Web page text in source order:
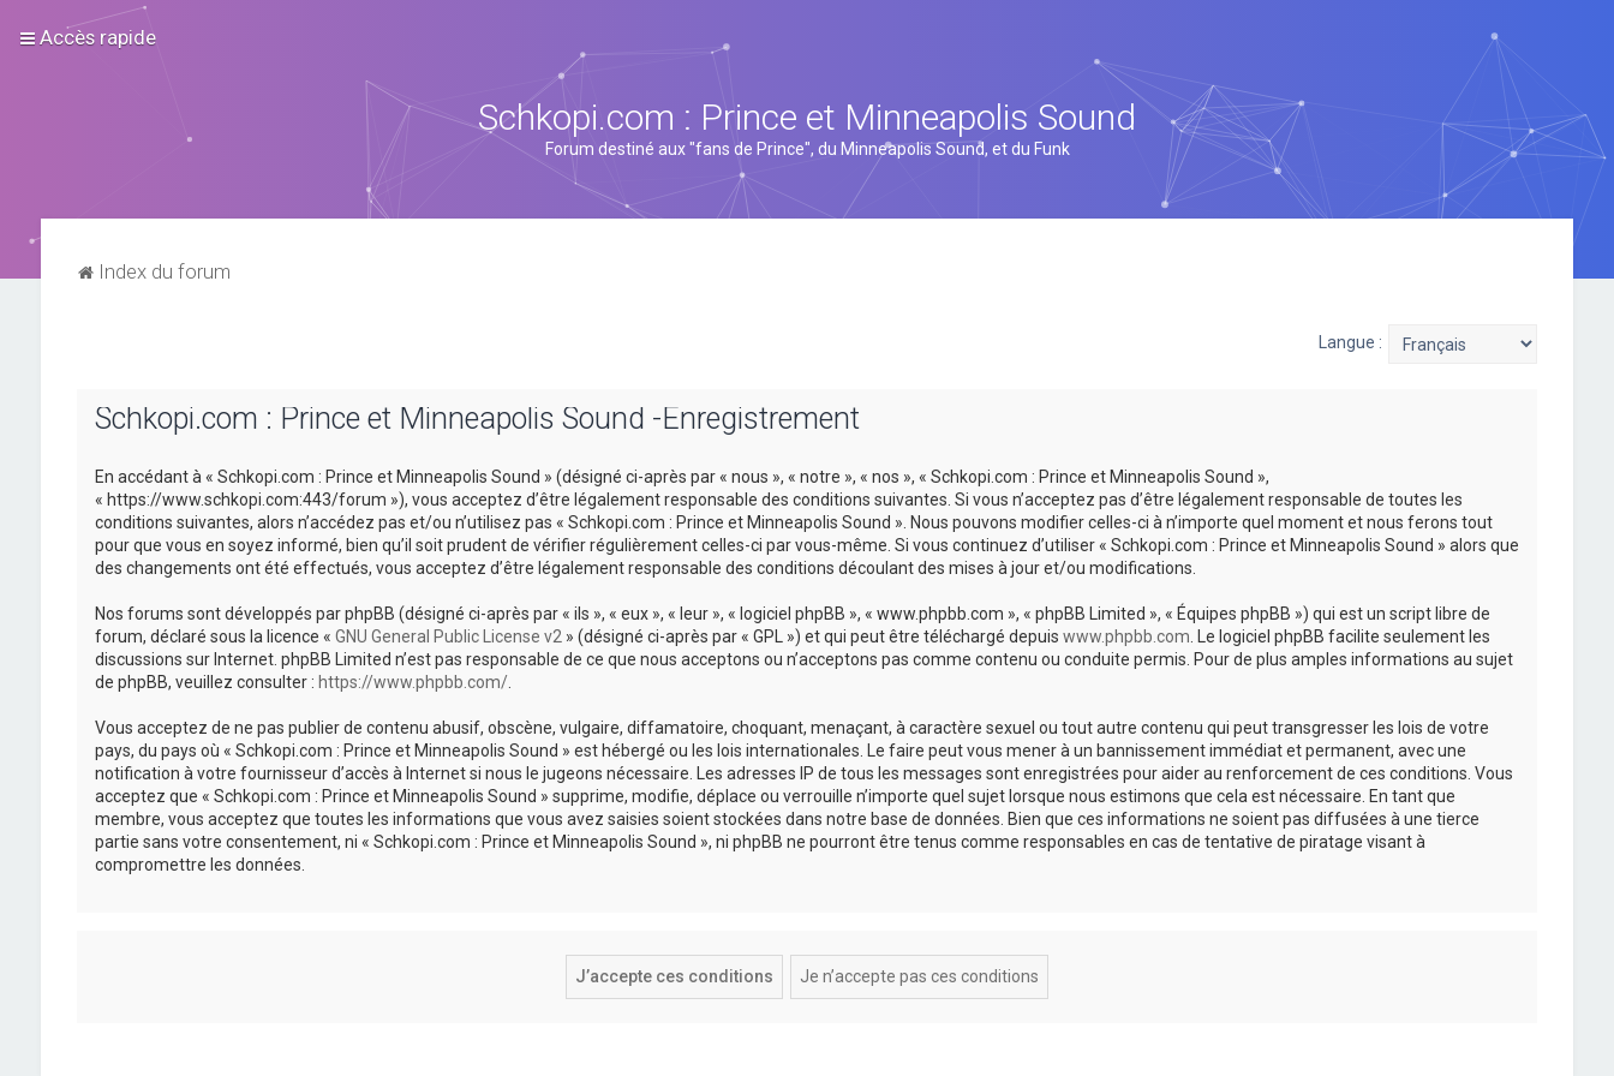
Accès rapide
Schkopi.com : Prince et Minneapolis Sound
Forum destiné aux "fans de Prince", du Minneapolis Sound, et du Funk
Index du forum
Langue :
Schkopi.com : Prince et Minneapolis Sound -Enregistrement
En accédant à « Schkopi.com : Prince et Minneapolis Sound » (désigné ci-après par « nous », « notre », « nos », « Schkopi.com : Prince et Minneapolis Sound »,
« https://www.schkopi.com:443/forum »), vous acceptez d’être légalement responsable des conditions suivantes. Si vous n’acceptez pas d’être légalement responsable de toutes les
conditions suivantes, alors n’accédez pas et/ou n’utilisez pas « Schkopi.com : Prince et Minneapolis Sound ». Nous pouvons modifier celles-ci à n’importe quel moment et nous ferons tout
pour que vous en soyez informé, bien qu’il soit prudent de vérifier régulièrement celles-ci par vous-même. Si vous continuez d’utiliser « Schkopi.com : Prince et Minneapolis Sound » alors que
des changements ont été effectués, vous acceptez d’être légalement responsable des conditions découlant des mises à jour et/ou modifications.
Nos forums sont développés par phpBB (désigné ci-après par « ils », « eux », « leur », « logiciel phpBB », « www.phpbb.com », « phpBB Limited », « Équipes phpBB ») qui est un script libre de
forum, déclaré sous la licence « GNU General Public License v2 » (désigné ci-après par « GPL ») et qui peut être téléchargé depuis www.phpbb.com . Le logiciel phpBB facilite seulement les
discussions sur Internet. phpBB Limited n’est pas responsable de ce que nous acceptons ou n’acceptons pas comme contenu ou conduite permis. Pour de plus amples informations au sujet
de phpBB, veuillez consulter : https://www.phpbb.com/.
Vous acceptez de ne pas publier de contenu abusif, obscène, vulgaire, diffamatoire, choquant, menaçant, à caractère sexuel ou tout autre contenu qui peut transgresser les lois de votre
pays, du pays où « Schkopi.com : Prince et Minneapolis Sound » est hébergé ou les lois internationales. Le faire peut vous mener à un bannissement immédiat et permanent, avec une
notification à votre fournisseur d’accès à Internet si nous le jugeons nécessaire. Les adresses IP de tous les messages sont enregistrées pour aider au renforcement de ces conditions. Vous
acceptez que « Schkopi.com : Prince et Minneapolis Sound » supprime, modifie, déplace ou verrouille n’importe quel sujet lorsque nous estimons que cela est nécessaire. En tant que
membre, vous acceptez que toutes les informations que vous avez saisies soient stockées dans notre base de données. Bien que ces informations ne soient pas diffusées à une tierce
partie sans votre consentement, ni « Schkopi.com : Prince et Minneapolis Sound », ni phpBB ne pourront être tenus comme responsables en cas de tentative de piratage visant à
compromettre les données.